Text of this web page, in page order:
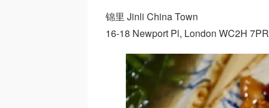
锦里 Jinli China Town
16-18 Newport Pl, London WC2H 7PR